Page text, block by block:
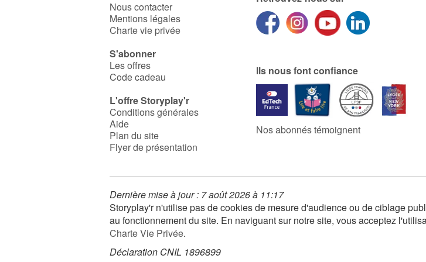
Nous contacter
Mentions légales
Charte vie privée
S'abonner
Les offres
Code cadeau
L'offre Storyplay'r
Conditions générales
Aide
Plan du site
Flyer de présentation
Ils nous font confiance
Nos abonnés témoignent
Dernière mise à jour : 7 août 2026 à 11:17
Storyplay'r n'utilise pas de cookies de mesure d'audience ou de ciblage
au fonctionnement du site. En naviguant sur notre site, vous acceptez
Charte Vie Privée.
Déclaration CNIL 1896899